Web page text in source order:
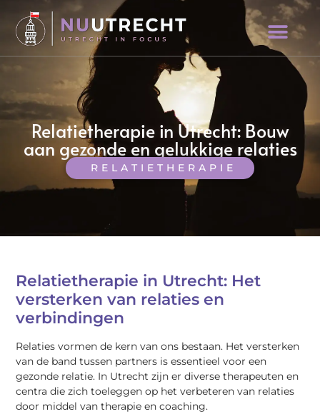
Relatietherapie in Utrecht: Bouw
aan gezonde en gelukkige relaties
RELATIETHERAPIE
Relatietherapie in Utrecht: Het
versterken van relaties en
verbindingen
Relaties vormen de kern van ons bestaan. Het versterken
van de band tussen partners is essentieel voor een
gezonde relatie. In Utrecht zijn er diverse therapeuten en
centra die zich toeleggen op het verbeteren van relaties
door middel van therapie en coaching.